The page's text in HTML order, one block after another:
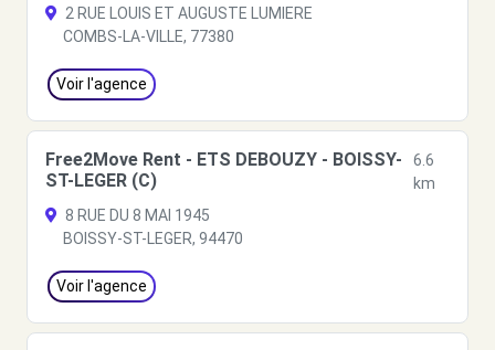
2 RUE LOUIS ET AUGUSTE LUMIERE
COMBS-LA-VILLE, 77380
Voir l'agence
Free2Move Rent - ETS DEBOUZY - BOISSY-
ST-LEGER (C)
6.6
km
8 RUE DU 8 MAI 1945
BOISSY-ST-LEGER, 94470
Voir l'agence